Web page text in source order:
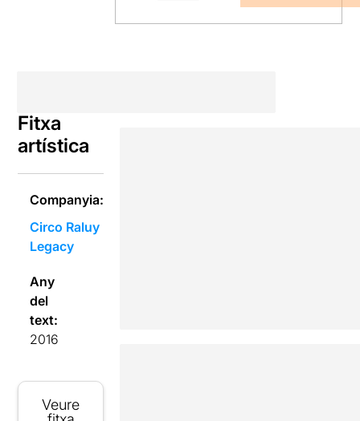
Fitxa
artística
Companyia:
Circo Raluy
Legacy
Any
del
text:
2016
Veure